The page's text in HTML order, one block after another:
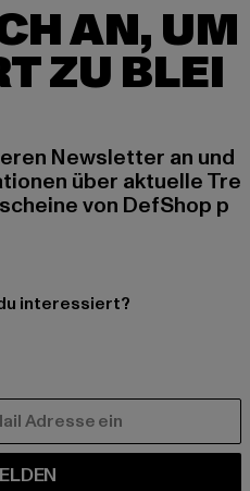
AN, UM
ZU BLEI
Newsletter an und
über aktuelle Tre
von DefShop p
interessiert?